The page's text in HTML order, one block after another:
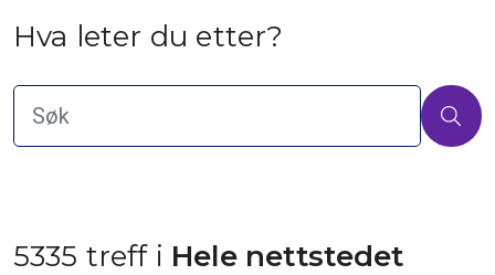
Hva leter du etter?
5335 treff i Hele nettstedet